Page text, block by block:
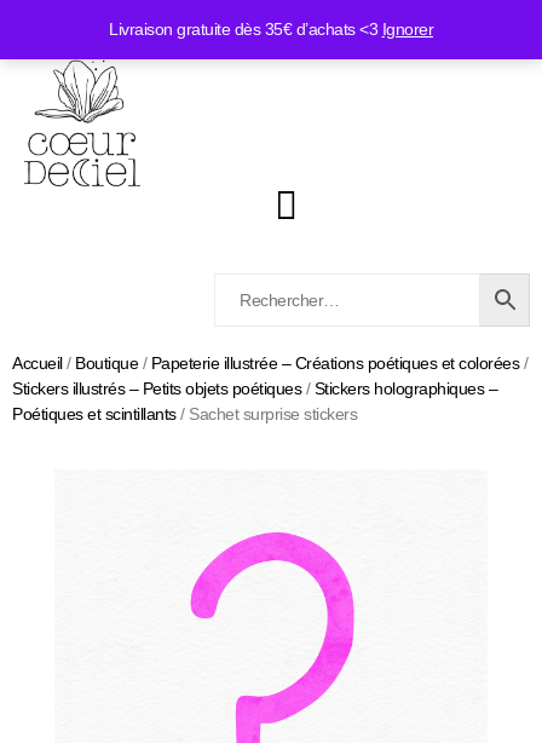
Livraison gratuite dès 35€ d’achats <3 Ignorer
Accueil/ Boutique/ Papeterie illustrée – Créations poétiques et colorées/
Stickers illustrés – Petits objets poétiques/Stickers holographiques –
Poétiques et scintillants/ Sachet surprise stickers